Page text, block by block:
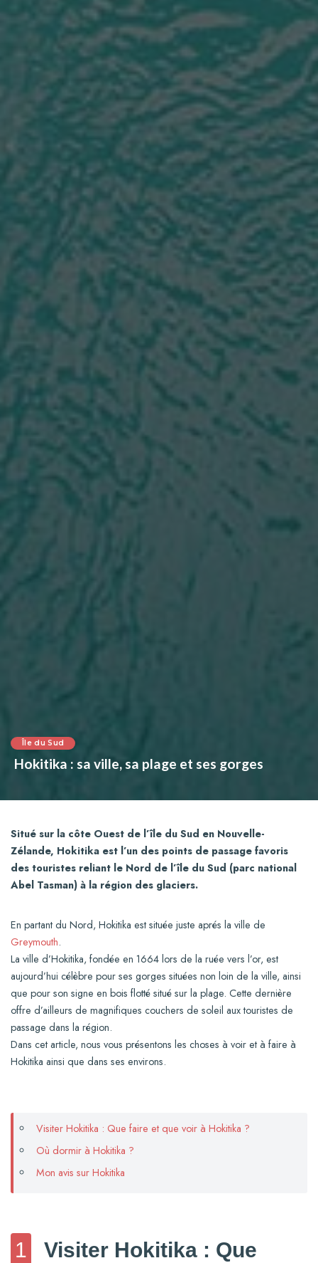
Île du Sud
Hokitika : sa ville, sa plage et ses gorges
Situé sur la côte Ouest de l’île du Sud en Nouvelle-
Zélande, Hokitika est l’un des points de passage favoris
des touristes reliant le Nord de l’île du Sud (parc national
Abel Tasman) à la région des glaciers.
En partant du Nord, Hokitika est située juste aprés la ville de
Greymouth.
La ville d’Hokitika, fondée en 1664 lors de la ruée vers l’or, est
aujourd’hui célèbre pour ses gorges situées non loin de la ville, ainsi
que pour son signe en bois flotté situé sur la plage. Cette dernière
offre d’ailleurs de magnifiques couchers de soleil aux touristes de
passage dans la région.
Dans cet article, nous vous présentons les choses à voir et à faire à
Hokitika ainsi que dans ses environs.
Visiter Hokitika : Que faire et que voir à Hokitika ?
Où dormir à Hokitika ?
Mon avis sur Hokitika
1
Visiter Hokitika : Que